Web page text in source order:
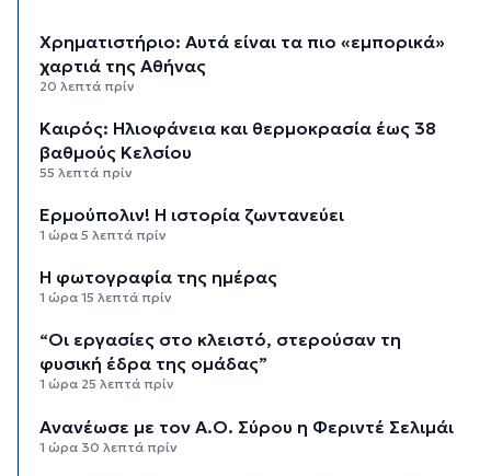
Χρηματιστήριο: Αυτά είναι τα πιο «εμπορικά»
χαρτιά της Αθήνας
20 λεπτά πρίν
Καιρός: Ηλιοφάνεια και θερμοκρασία έως 38
βαθμούς Κελσίου
55 λεπτά πρίν
Ερμούπολιν! Η ιστορία ζωντανεύει
1 ώρα 5 λεπτά πρίν
Η φωτογραφία της ημέρας
1 ώρα 15 λεπτά πρίν
“Οι εργασίες στο κλειστό, στερούσαν τη
φυσική έδρα της ομάδας”
1 ώρα 25 λεπτά πρίν
Ανανέωσε με τον Α.Ο. Σύρου η Φεριντέ Σελιμάι
1 ώρα 30 λεπτά πρίν